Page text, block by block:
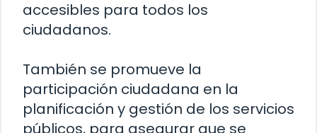
accesibles para todos los
ciudadanos.
También se promueve la
participación ciudadana en la
planificación y gestión de los servicios
públicos, para asegurar que se